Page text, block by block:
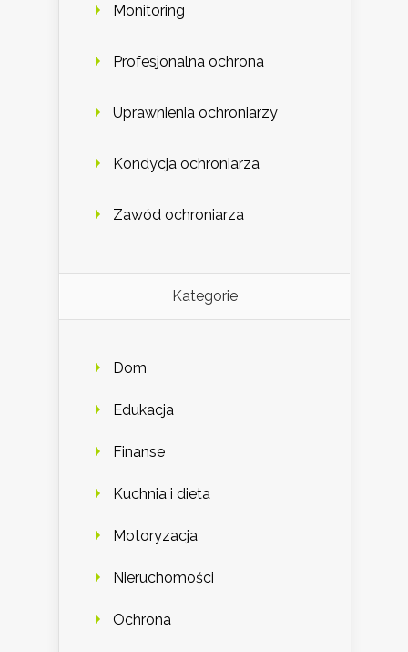
Monitoring
Profesjonalna ochrona
Uprawnienia ochroniarzy
Kondycja ochroniarza
Zawód ochroniarza
Kategorie
Dom
Edukacja
Finanse
Kuchnia i dieta
Motoryzacja
Nieruchomości
Ochrona